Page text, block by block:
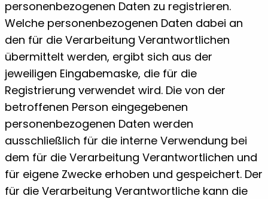
personenbezogenen Daten zu registrieren.
Welche personenbezogenen Daten dabei an
den für die Verarbeitung Verantwortlichen
übermittelt werden, ergibt sich aus der
jeweiligen Eingabemaske, die für die
Registrierung verwendet wird. Die von der
betroffenen Person eingegebenen
personenbezogenen Daten werden
ausschließlich für die interne Verwendung bei
dem für die Verarbeitung Verantwortlichen und
für eigene Zwecke erhoben und gespeichert. Der
für die Verarbeitung Verantwortliche kann die